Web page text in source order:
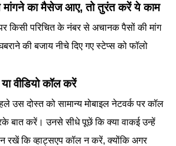
का मैसेज आए, तो तुरंत करें ये काम
किसी परिचित के नंबर से अचानक पैसों की मांग
की बजाय नीचे दिए गए स्टेप्स को फॉलो
वीडियो कॉल करें
उस दोस्त को सामान्य मोबाइल नेटवर्क पर कॉल
बात करें। उनसे सीधे पूछें कि क्या वाकई उन्हें
रखें कि व्हाट्सएप कॉल न करें, क्योंकि अगर